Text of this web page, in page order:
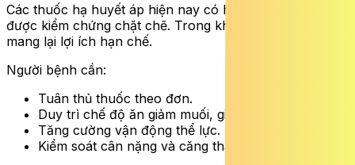
Các thuốc hạ huyết áp hiện nay có hiệu quả rõ ràng và
được kiểm chứng chặt chẽ. Trong khi đó, uống nghệ chỉ
mang lại lợi ích hạn chế.
Người bệnh cần:
Tuân thủ thuốc theo đơn.
Duy trì chế độ ăn giảm muối, giàu rau xanh.
Tăng cường vận động thể lực.
Kiểm soát cân nặng và căng thẳng…